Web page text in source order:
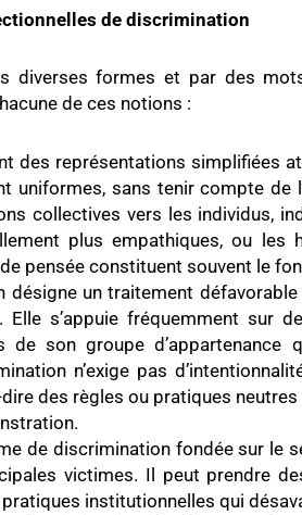
de discrimination
diverses formes et par des
de ces notions :
des représentations simplifiées
uniformes, sans tenir compte
collectives vers les individus,
plus empathiques, ou les
pensée constituent souvent le
désigne un traitement
s’appuie fréquemment sur
son groupe d’appartenance
n’exige pas
des règles ou pratiques
de discrimination fondée sur le
victimes. Il peut prendre
institutionnelles qui